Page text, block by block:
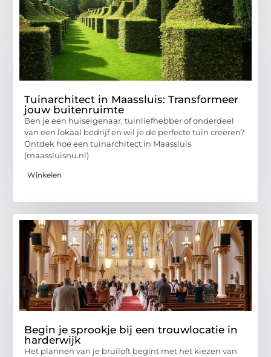
Tuinarchitect in Maassluis: Transformeer
jouw buitenruimte
Ben je een huiseigenaar, tuinliefhebber of onderdeel
van een lokaal bedrijf en wil je de perfecte tuin creëren?
Ontdek hoe een tuinarchitect in Maassluis
(maassluisnu.nl)
Winkelen
Begin je sprookje bij een trouwlocatie in
harderwijk
Het plannen van je bruiloft begint met het kiezen van